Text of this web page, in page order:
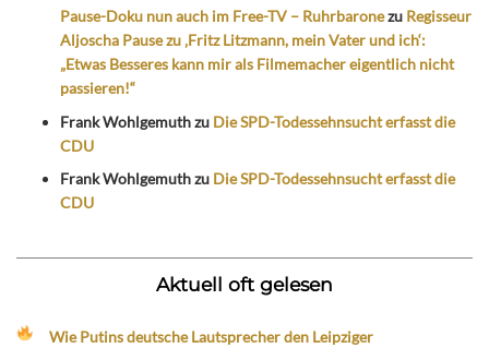
Pause-Doku nun auch im Free-TV – Ruhrbaronezu Regisseur
Aljoscha Pause zu ‚Fritz Litzmann, mein Vater und ich‘:
„Etwas Besseres kann mir als Filmemacher eigentlich nicht
passieren!“
Frank Wohlgemuthzu Die SPD-Todessehnsucht erfasst die
CDU
Frank Wohlgemuthzu Die SPD-Todessehnsucht erfasst die
CDU
Aktuell oft gelesen
Wie Putins deutsche Lautsprecher den Leipziger